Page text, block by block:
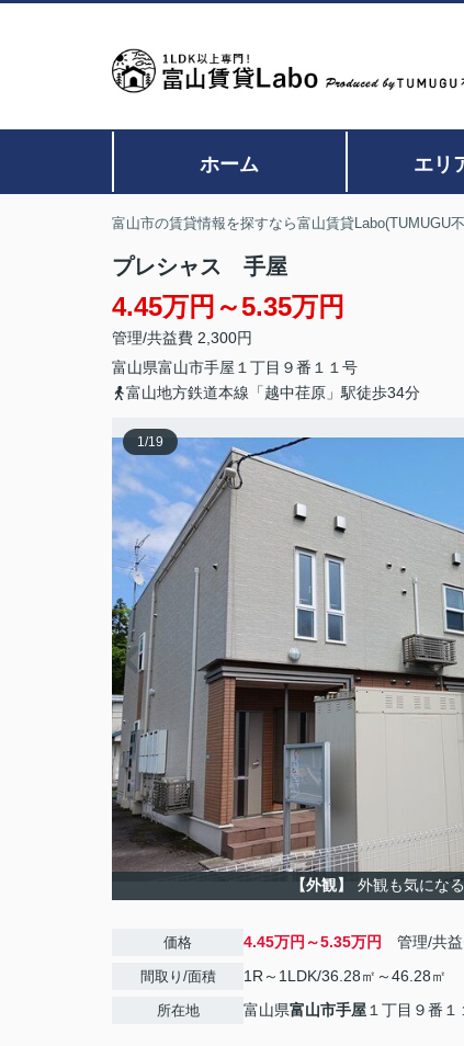
ホーム エリ
富山市の賃貸情報を探すなら富山賃貸Labo(TUMUGU
プレシャス 手屋
4.45万円～5.35万円
管理/共益費 2,300円
富山県富山市手屋 １丁目９番１１号
富山地方鉄道本線「越中荏原」駅徒歩34分
1/19
【外観】 外観も気にな
価格 4.45万円～5.35万円 管理/共
間取り/面積 1R～1LDK/36.28㎡～46.28㎡
所在地 富山県富山市手屋 １丁目９番１